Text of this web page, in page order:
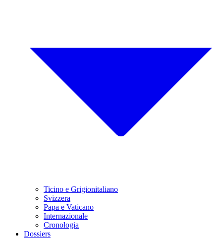
Ticino e Grigionitaliano
Svizzera
Papa e Vaticano
Internazionale
Cronologia
Dossiers